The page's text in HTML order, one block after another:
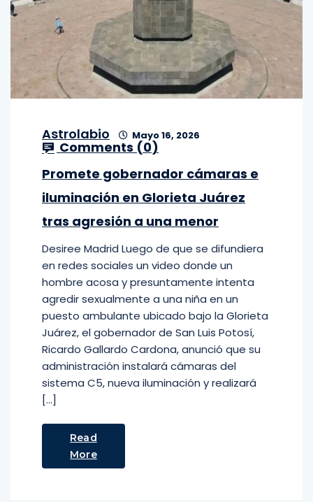
Astrolabio Mayo 16, 2026
Comments (0)
Promete gobernador cámaras e
iluminación en Glorieta Juárez
tras agresión a una menor
Desiree Madrid Luego de que se difundiera
en redes sociales un video donde un
hombre acosa y presuntamente intenta
agredir sexualmente a una niña en un
puesto ambulante ubicado bajo la Glorieta
Juárez, el gobernador de San Luis Potosí,
Ricardo Gallardo Cardona, anunció que su
administración instalará cámaras del
sistema C5, nueva iluminación y realizará
[…]
Read
More